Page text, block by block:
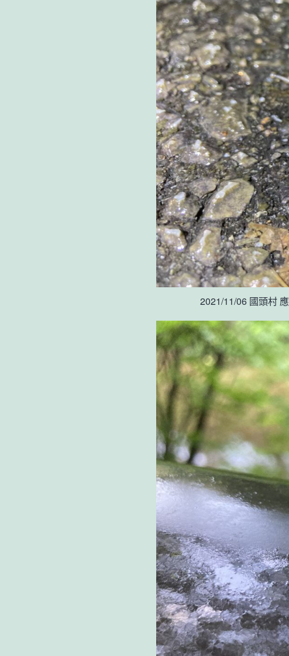
2021/11/06 國頭村